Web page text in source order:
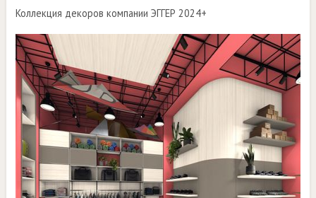
Коллекция декоров компании ЭГГЕР 2024+